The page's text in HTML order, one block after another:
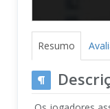
Resumo